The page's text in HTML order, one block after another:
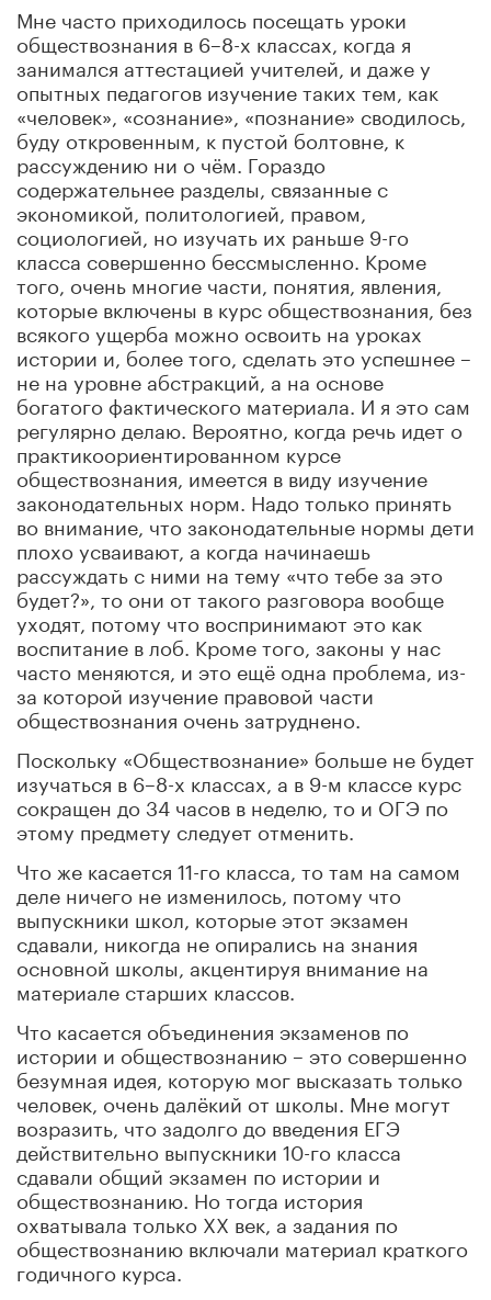
Мне часто приходилось посещать уроки
обществознания в 6–8-х классах, когда я
занимался аттестацией учителей, и даже у
опытных педагогов изучение таких тем, как
«человек», «сознание», «познание» сводилось,
буду откровенным, к пустой болтовне, к
рассуждению ни о чём. Гораздо
содержательнее разделы, связанные с
экономикой, политологией, правом,
социологией, но изучать их раньше 9-го
класса совершенно бессмысленно. Кроме
того, очень многие части, понятия, явления,
которые включены в курс обществознания, без
всякого ущерба можно освоить на уроках
истории и, более того, сделать это успешнее –
не на уровне абстракций, а на основе
богатого фактического материала. И я это сам
регулярно делаю. Вероятно, когда речь идет о
практикоориентированном курсе
обществознания, имеется в виду изучение
законодательных норм. Надо только принять
во внимание, что законодательные нормы дети
плохо усваивают, а когда начинаешь
рассуждать с ними на тему «что тебе за это
будет?», то они от такого разговора вообще
уходят, потому что воспринимают это как
воспитание в лоб. Кроме того, законы у нас
часто меняются, и это ещё одна проблема, из-
за которой изучение правовой части
обществознания очень затруднено.
Поскольку «Обществознание» больше не будет
изучаться в 6–8-х классах, а в 9-м классе курс
сокращен до 34 часов в неделю, то и ОГЭ по
этому предмету следует отменить.
Что же касается 11-го класса, то там на самом
деле ничего не изменилось, потому что
выпускники школ, которые этот экзамен
сдавали, никогда не опирались на знания
основной школы, акцентируя внимание на
материале старших классов.
Что касается объединения экзаменов по
истории и обществознанию – это совершенно
безумная идея, которую мог высказать только
человек, очень далёкий от школы. Мне могут
возразить, что задолго до введения ЕГЭ
действительно выпускники 10-го класса
сдавали общий экзамен по истории и
обществознанию. Но тогда история
охватывала только ХХ век, а задания по
обществознанию включали материал краткого
годичного курса.